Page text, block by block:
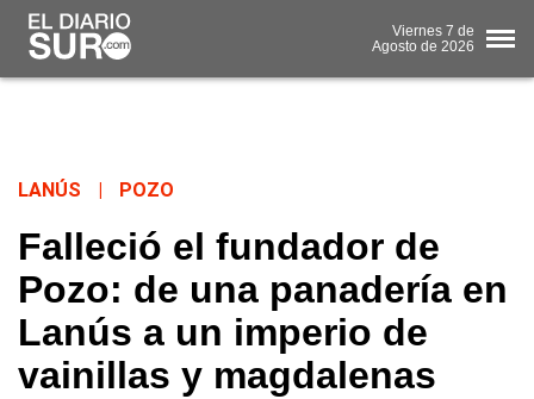
Viernes 7 de
Agosto de 2026
LANÚS POZO
Falleció el fundador de
Pozo: de una panadería en
Lanús a un imperio de
vainillas y magdalenas